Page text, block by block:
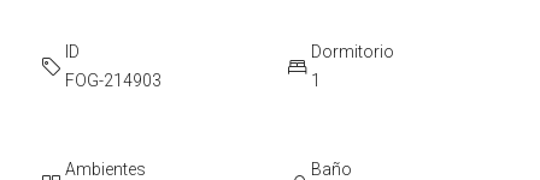
ID
FOG-214903
Dormitorio
1
Ambientes
Baño